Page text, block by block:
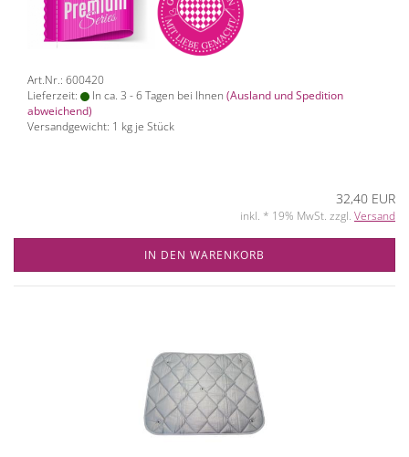
Art.Nr.: 600420
Lieferzeit:
In ca. 3 - 6 Tagen bei Ihnen (Ausland und Spedition
abweichend)
Versandgewicht: 1 kg je Stück
32,40 EUR
inkl. * 19% MwSt. zzgl. Versand
IN DEN WARENKORB